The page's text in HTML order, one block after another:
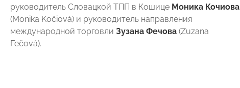
руководитель Словацкой ТПП в Кошице Моника Кочиова
(Monika Kočiová) и руководитель направления
международной торговли Зузана Фечова (Zuzana
Fečová).